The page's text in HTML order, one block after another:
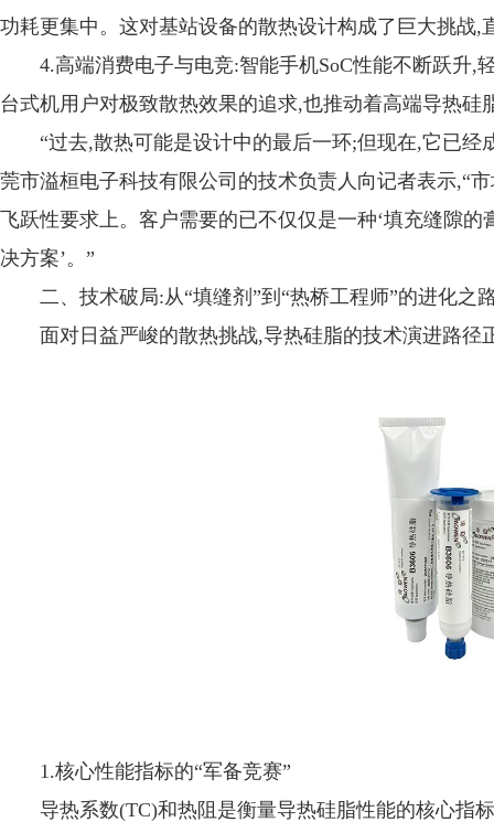
功耗更集中。这对基站设备的散热设计构成了巨大挑战,
4.高端消费电子与电竞:智能手机SoC性能不断跃升
台式机用户对极致散热效果的追求,也推动着高端导热硅
“过去,散热可能是设计中的最后一环;但现在,它已
莞市溢桓电子科技有限公司的技术负责人向记者表示,“
飞跃性要求上。客户需要的已不仅仅是一种‘填充缝隙
决方案’。”
二、技术破局:从“填缝剂”到“热桥工程师”的进化之
面对日益严峻的散热挑战,导热硅脂的技术演进路
1.核心性能指标的“军备竞赛”
导热系数(TC)和热阻是衡量导热硅脂性能的核心指